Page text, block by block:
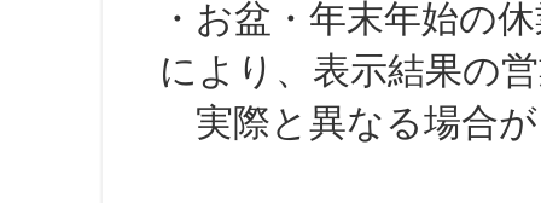
・お盆・年末年始の
により、表示結果の
実際と異なる場合が